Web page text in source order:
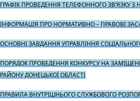
ГРАФІК ПРОВЕДЕННЯ ТЕЛЕФОННОГО ЗВ’ЯЗКУ
ІНФОРМАЦІЯ ПРО НОРМАТИВНО – ПРАВОВІ
ОСНОВНІ ЗАВДАННЯ УПРАВЛІННЯ
ПОРЯДОК ПРОВЕДЕННЯ КОНКУРСУ НА
РАЙОНУ ДОНЕЦЬКОЇ ОБЛАСТІ
ПРАВИЛА ВНУТРІШНЬОГО СЛУЖБОВОГО